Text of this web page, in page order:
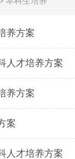
养方案
人才培养方案
养方案
案
人才培养方案